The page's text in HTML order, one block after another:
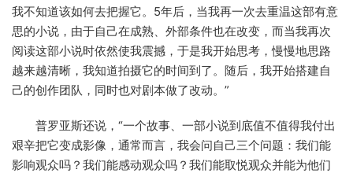
我不知道该如何去把握它。5年后，当我再一次去重温这部有意
思的小说，由于自己在成熟、外部条件也在改变，而当我再次
阅读这部小说时依然使我震撼，于是我开始思考，慢慢地思路
越来越清晰，我知道拍摄它的时间到了。随后，我开始搭建自
己的创作团队，同时也对剧本做了改动。”
普罗亚斯还说，“一个故事、一部小说到底值不值得我付出
艰辛把它变成影像，通常而言，我会问自己三个问题：我们能
影响观众吗？我们能感动观众吗？我们能取悦观众并能为他们